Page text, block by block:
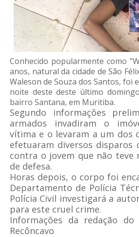
Conhecido popularmente como
anos, natural da cidade de São
Waleson de Souza dos Santos, foi
noite deste deste último
bairro Santana, em Muritiba.
Segundo informações
armados invadiram o
vítima e o levaram a um dos
efetuaram diversos disparos
contra o jovem que não teve
de defesa.
Horas depois, o corpo foi
Departamento de Polícia
Polícia Civil investigará a
para este cruel crime.
Informações da redação
Recôncavo